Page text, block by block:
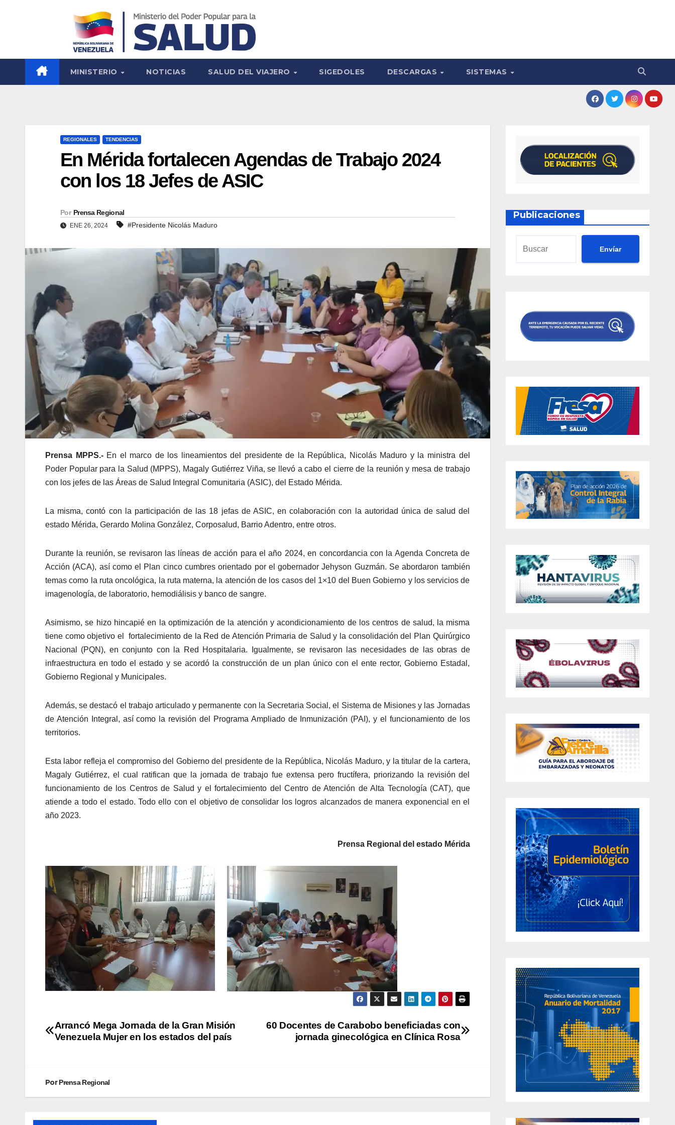
MINISTERIO NOTICIAS SALUD DEL VIAJERO SIGEDOLES DESCARGAS SISTEMAS
REGIONALES TENDENCIAS
En Mérida fortalecen Agendas de Trabajo 2024
con los 18 Jefes de ASIC
Por Prensa Regional
ENE 26, 2024 #Presidente Nicolás Maduro
Prensa MPPS.- En el marco de los lineamientos del presidente de la República, Nicolás Maduro y la ministra del
Poder Popular para la Salud (MPPS), Magaly Gutiérrez Viña, se llevó a cabo el cierre de la reunión y mesa de trabajo
con los jefes de las Áreas de Salud Integral Comunitaria (ASIC), del Estado Mérida.
La misma, contó con la participación de las 18 jefas de ASIC, en colaboración con la autoridad única de salud del
estado Mérida, Gerardo Molina González, Corposalud, Barrio Adentro, entre otros.
Durante la reunión, se revisaron las líneas de acción para el año 2024, en concordancia con la Agenda Concreta de
Acción (ACA), así como el Plan cinco cumbres orientado por el gobernador Jehyson Guzmán. Se abordaron también
temas como la ruta oncológica, la ruta materna, la atención de los casos del 1×10 del Buen Gobierno y los servicios de
imagenología, de laboratorio, hemodiálisis y banco de sangre.
Asimismo, se hizo hincapié en la optimización de la atención y acondicionamiento de los centros de salud, la misma
tiene como objetivo el fortalecimiento de la Red de Atención Primaria de Salud y la consolidación del Plan Quirúrgico
Nacional (PQN), en conjunto con la Red Hospitalaria. Igualmente, se revisaron las necesidades de las obras de
infraestructura en todo el estado y se acordó la construcción de un plan único con el ente rector, Gobierno Estadal,
Gobierno Regional y Municipales.
Además, se destacó el trabajo articulado y permanente con la Secretaria Social, el Sistema de Misiones y las Jornadas
de Atención Integral, así como la revisión del Programa Ampliado de Inmunización (PAI), y el funcionamiento de los
territorios.
Esta labor refleja el compromiso del Gobierno del presidente de la República, Nicolás Maduro, y la titular de la cartera,
Magaly Gutiérrez, el cual ratifican que la jornada de trabajo fue extensa pero fructífera, priorizando la revisión del
funcionamiento de los Centros de Salud y el fortalecimiento del Centro de Atención de Alta Tecnología (CAT), que
atiende a todo el estado. Todo ello con el objetivo de consolidar los logros alcanzados de manera exponencial en el
año 2023.
Prensa Regional del estado Mérida
60 Docentes de Carabobo beneficiadas con
jornada ginecológica en Clínica Rosa
Arrancó Mega Jornada de la Gran Misión
Venezuela Mujer en los estados del país
PorPrensa Regional
Publicaciones
Envíar